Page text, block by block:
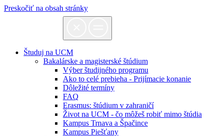
Preskočiť na obsah stránky
Študuj na UCM
Bakalárske a magisterské štúdium
Výber študijného programu
Ako to celé prebieha - Prijímacie konanie
Dôležité termíny
FAQ
Erasmus: štúdium v zahraničí
Život na UCM - čo môžeš robiť mimo štúdia
Kampus Trnava a Špačince
Kampus Piešťany